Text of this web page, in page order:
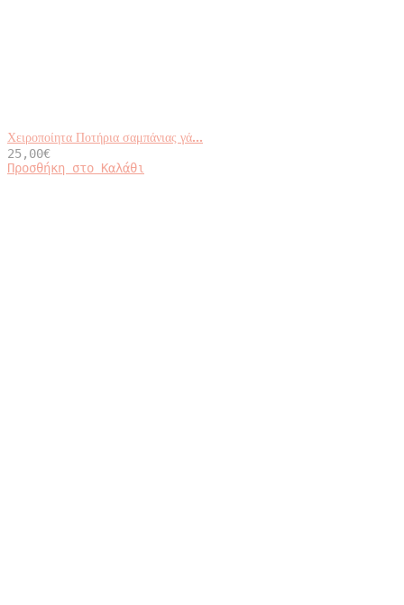
Χειροποίητα Ποτήρια σαμπάνιας γά...
25,00€
Προσθήκη στο Καλάθι